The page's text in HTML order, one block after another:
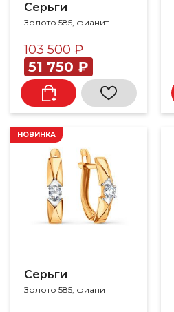
Серьги
Золото 585, фианит
103 500 ₽
51 750 ₽
Серьги
Золото 585, фианит
НОВИНКА